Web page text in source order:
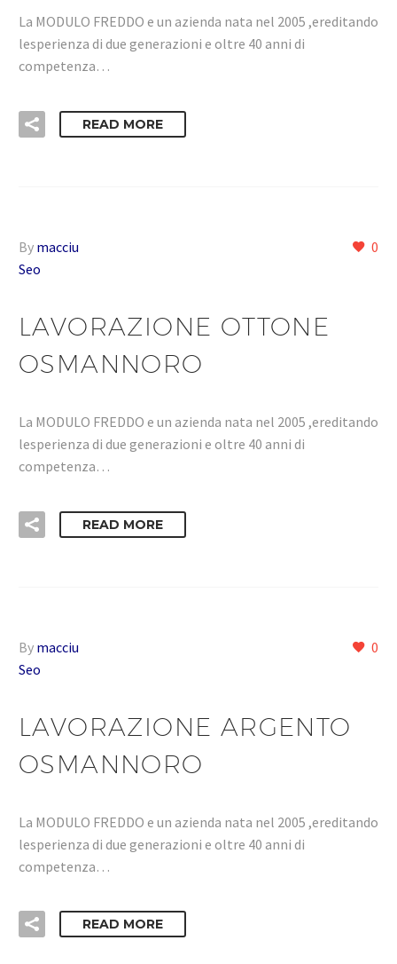
La MODULO FREDDO e un azienda nata nel 2005 ,ereditando
lesperienza di due generazioni e oltre 40 anni di
competenza…
READ MORE
0
By macciu
Seo
LAVORAZIONE OTTONE
OSMANNORO
La MODULO FREDDO e un azienda nata nel 2005 ,ereditando
lesperienza di due generazioni e oltre 40 anni di
competenza…
READ MORE
0
By macciu
Seo
LAVORAZIONE ARGENTO
OSMANNORO
La MODULO FREDDO e un azienda nata nel 2005 ,ereditando
lesperienza di due generazioni e oltre 40 anni di
competenza…
READ MORE